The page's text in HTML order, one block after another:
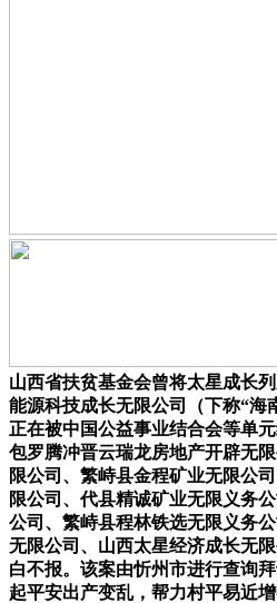
山西省扶贫基金会曾将太星成长
能源科技成长无限公司（下称“海
正在被中国公益事业结合会等单
包罗腾冲晋云瑞龙房地产开辟无
限公司、繁峙县金程矿业无限公
限公司、代县精诚矿业无限义务
公司、繁峙县程林铁选无限义务
无限公司、山西太星经济成长无
白不报。该案由忻州市进行查询
起平安出产变乱，帮力村平易近